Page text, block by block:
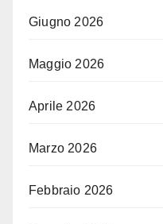
Giugno 2026
Maggio 2026
Aprile 2026
Marzo 2026
Febbraio 2026